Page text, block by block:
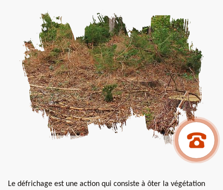
Le défrichage est une action qui consiste à ôter la végétation